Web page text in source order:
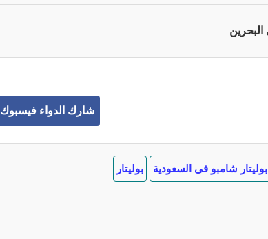
شارك الدواء فيسبوك
بوليتار شامبو فى السعودية بوليتار